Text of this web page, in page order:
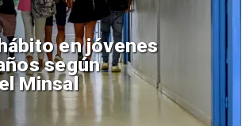
del Parque
con inversión